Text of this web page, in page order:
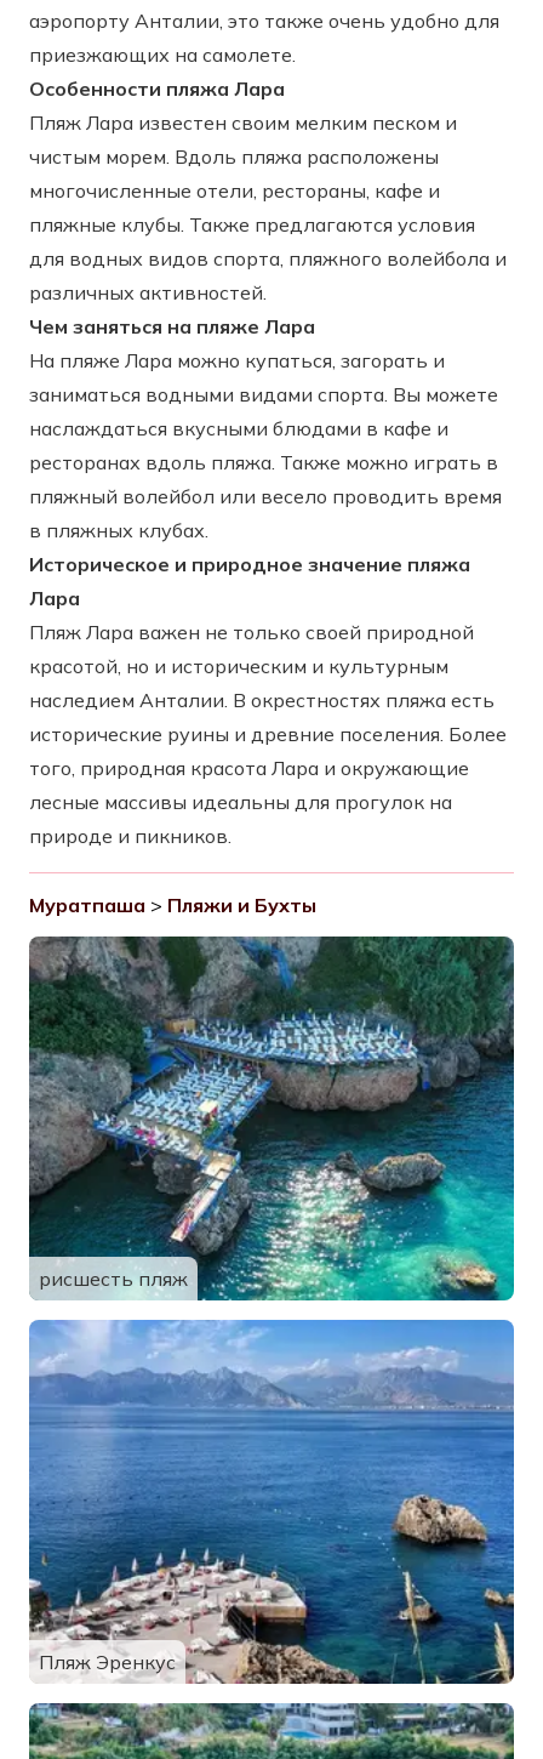
аэропорту Анталии, это также очень удобно для
приезжающих на самолете.
Особенности пляжа Лара
Пляж Лара известен своим мелким песком и
чистым морем. Вдоль пляжа расположены
многочисленные отели, рестораны, кафе и
пляжные клубы. Также предлагаются условия
для водных видов спорта, пляжного волейбола и
различных активностей.
Чем заняться на пляже Лара
На пляже Лара можно купаться, загорать и
заниматься водными видами спорта. Вы можете
наслаждаться вкусными блюдами в кафе и
ресторанах вдоль пляжа. Также можно играть в
пляжный волейбол или весело проводить время
в пляжных клубах.
Историческое и природное значение пляжа
Лара
Пляж Лара важен не только своей природной
красотой, но и историческим и культурным
наследием Анталии. В окрестностях пляжа есть
исторические руины и древние поселения. Более
того, природная красота Лара и окружающие
лесные массивы идеальны для прогулок на
природе и пикников.
Муратпаша > Пляжи и Бухты
рисшесть пляж
Пляж Эренкус